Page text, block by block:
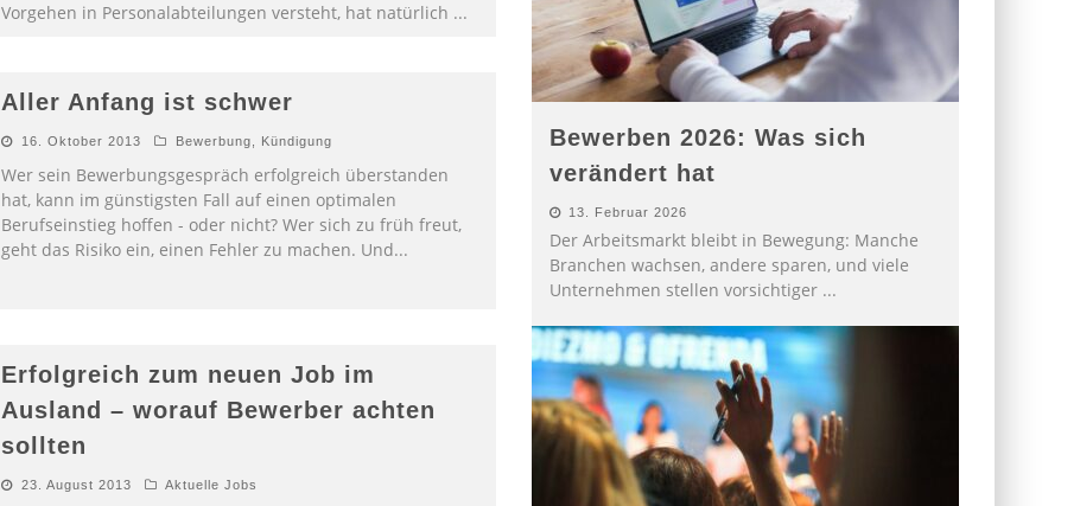
Vorgehen in Personalabteilungen versteht, hat natürlich ...
Aller Anfang ist schwer
16. Oktober 2013 Bewerbung Kündigung
Wer sein Bewerbungsgespräch erfolgreich überstanden
hat, kann im günstigsten Fall auf einen optimalen
Berufseinstieg hoffen - oder nicht? Wer sich zu früh freut,
geht das Risiko ein, einen Fehler zu machen. Und...
Erfolgreich zum neuen Job im
Ausland – worauf Bewerber achten
sollten
23. August 2013 Aktuelle Jobs
Bewerben 2026: Was sich
verändert hat
13. Februar 2026
Der Arbeitsmarkt bleibt in Bewegung: Manche
Branchen wachsen, andere sparen, und viele
Unternehmen stellen vorsichtiger ...